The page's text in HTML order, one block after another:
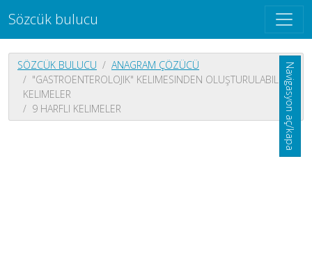
Sözcük bulucu
Navigasyon aç/kapa
SÖZCÜK BULUCU
ANAGRAM ÇÖZÜCÜ
"GASTROENTEROLOJIK" KELIMESINDEN OLUŞTURULABILEN
KELIMELER
9 HARFLI KELIMELER